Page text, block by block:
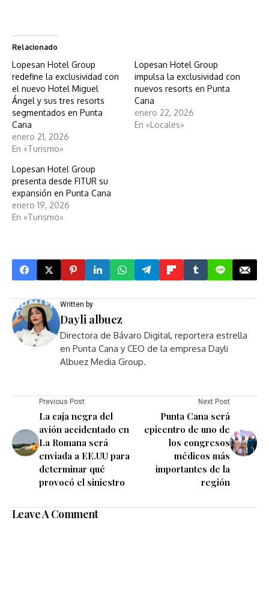
Relacionado
Lopesan Hotel Group
redefine la exclusividad con
el nuevo Hotel Miguel
Ángel y sus tres resorts
segmentados en Punta
Cana
enero 21, 2026
En «Turismo»
Lopesan Hotel Group
impulsa la exclusividad con
nuevos resorts en Punta
Cana
enero 22, 2026
En «Locales»
Lopesan Hotel Group
presenta desde FITUR su
expansión en Punta Cana
enero 19, 2026
En «Turismo»
Written by
Dayli albuez
Directora de Bávaro Digital, reportera estrella
en Punta Cana y CEO de la empresa Dayli
Albuez Media Group.
Previous Post
La caja negra del
avión accidentado en
La Romana será
enviada a EE.UU para
determinar qué
provocó el siniestro
Next Post
Punta Cana será
epicentro de uno de
los congresos
médicos más
importantes de la
región
Leave A Comment